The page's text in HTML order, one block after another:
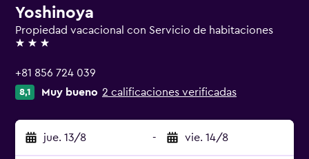
Yoshinoya
Propiedad vacacional con Servicio de habitaciones
3 estrellas
+81 856 724 039
8,1 Muy bueno 2 calificaciones verificadas
jue. 13/8 - vie. 14/8